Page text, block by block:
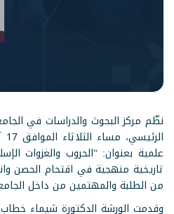
نظّم مركز البحوث والدراسات في
علمية بعنوان: “الحروب والغزوات
تاريخية منهجية في اقتحام الحصن
من الطلبة والمهتمين من داخل
وقدمت الورشة الدكتورة شيماء